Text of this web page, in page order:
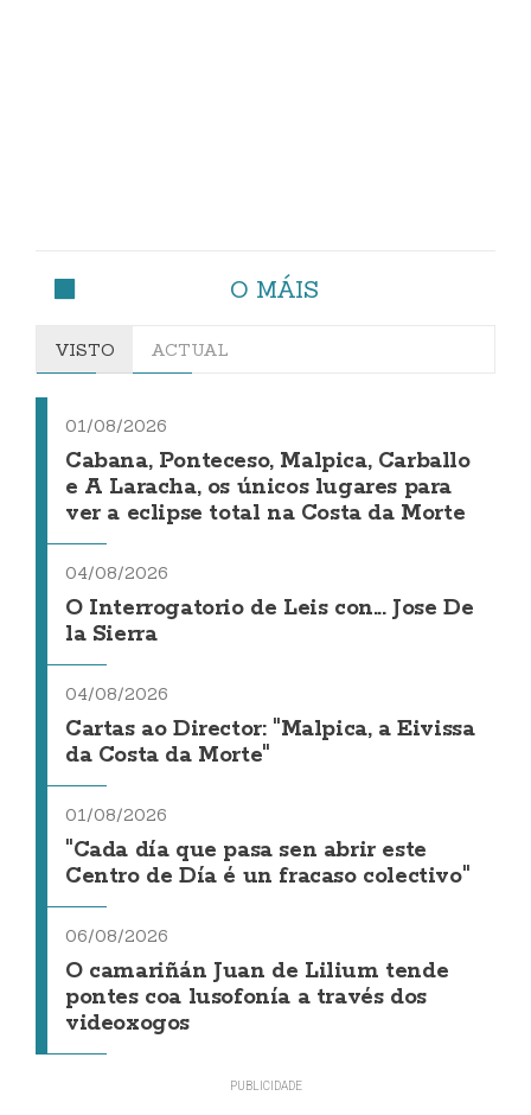
O MÁIS
VISTO ACTUAL
01/08/2026
Cabana, Ponteceso, Malpica, Carballo
e A Laracha, os únicos lugares para
ver a eclipse total na Costa da Morte
04/08/2026
O Interrogatorio de Leis con... Jose De
la Sierra
04/08/2026
Cartas ao Director: "Malpica, a Eivissa
da Costa da Morte"
01/08/2026
"Cada día que pasa sen abrir este
Centro de Día é un fracaso colectivo"
06/08/2026
O camariñán Juan de Lilium tende
pontes coa lusofonía a través dos
videoxogos